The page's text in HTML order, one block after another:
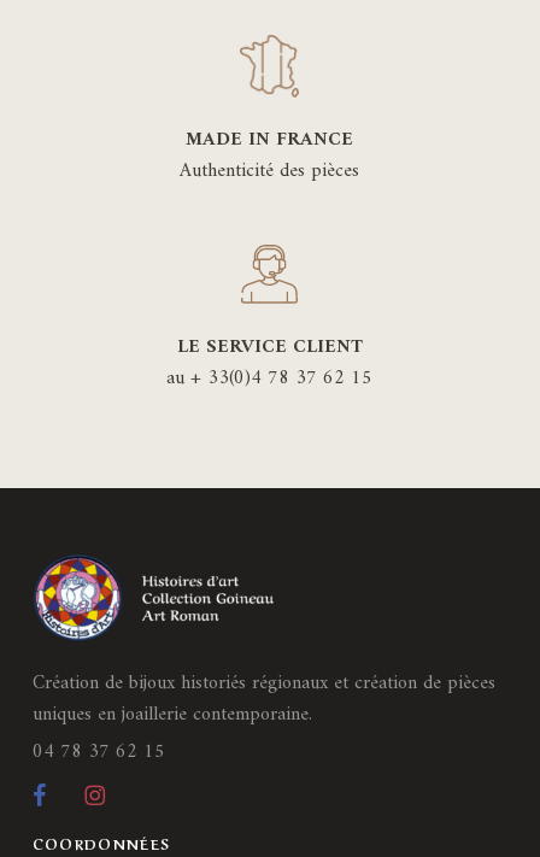
MADE IN FRANCE
Authenticité des pièces
LE SERVICE CLIENT
au + 33(0)4 78 37 62 15
Création de bijoux historiés régionaux et création de pièces
uniques en joaillerie contemporaine.
04 78 37 62 15
COORDONNÉES